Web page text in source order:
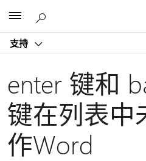
支持
enter 键和
键在列表中
作Word